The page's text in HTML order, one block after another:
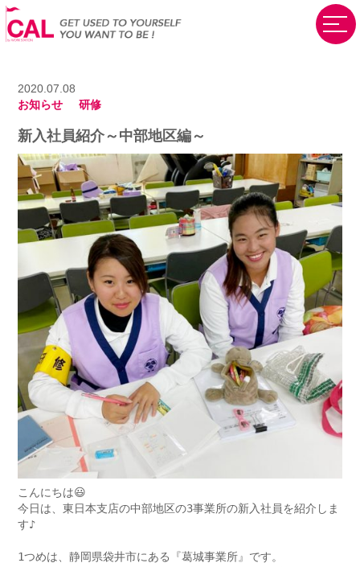
2020.07.08
お知らせ
研修
新入社員紹介～中部地区編～
こんにちは😃
今日は、東日本支店の中部地区の3事業所の新入社員を紹介しま
す♪
1つめは、静岡県袋井市にある『葛城事業所』です。